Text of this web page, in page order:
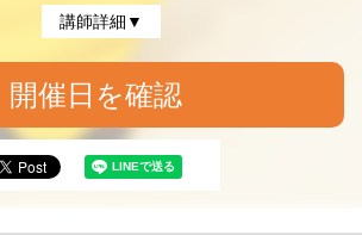
講師詳細▼
開催日を確認